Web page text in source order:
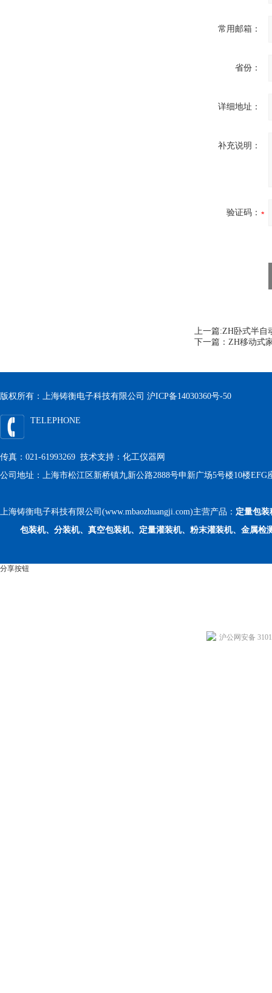
常用邮箱：
省份：
详细地址：
补充说明：
验证码：
上一篇:ZH卧式半自
下一篇： ZH移动式
版权所有：上海铸衡电子科技有限公司 沪ICP备14030360号-50
TELEPHONE
传真：021-61993269 技术支持： 化工仪器网
公司地址：上海市松江区新桥镇九新公路2888号申新广场5号楼10楼EFG
上海铸衡电子科技有限公司(www.mbaozhuangji.com)主营产品： 定量包装
包装机、分装机、真空包装机、定量灌装机、粉末灌装机、金属检
分享按钮
沪公网安备